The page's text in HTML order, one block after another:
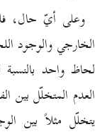
وعلى أيّ حال،
الخارجي والوجود
لحاظ واحد
العدم المتخلّل بين
يتخلّل مثلاً بين